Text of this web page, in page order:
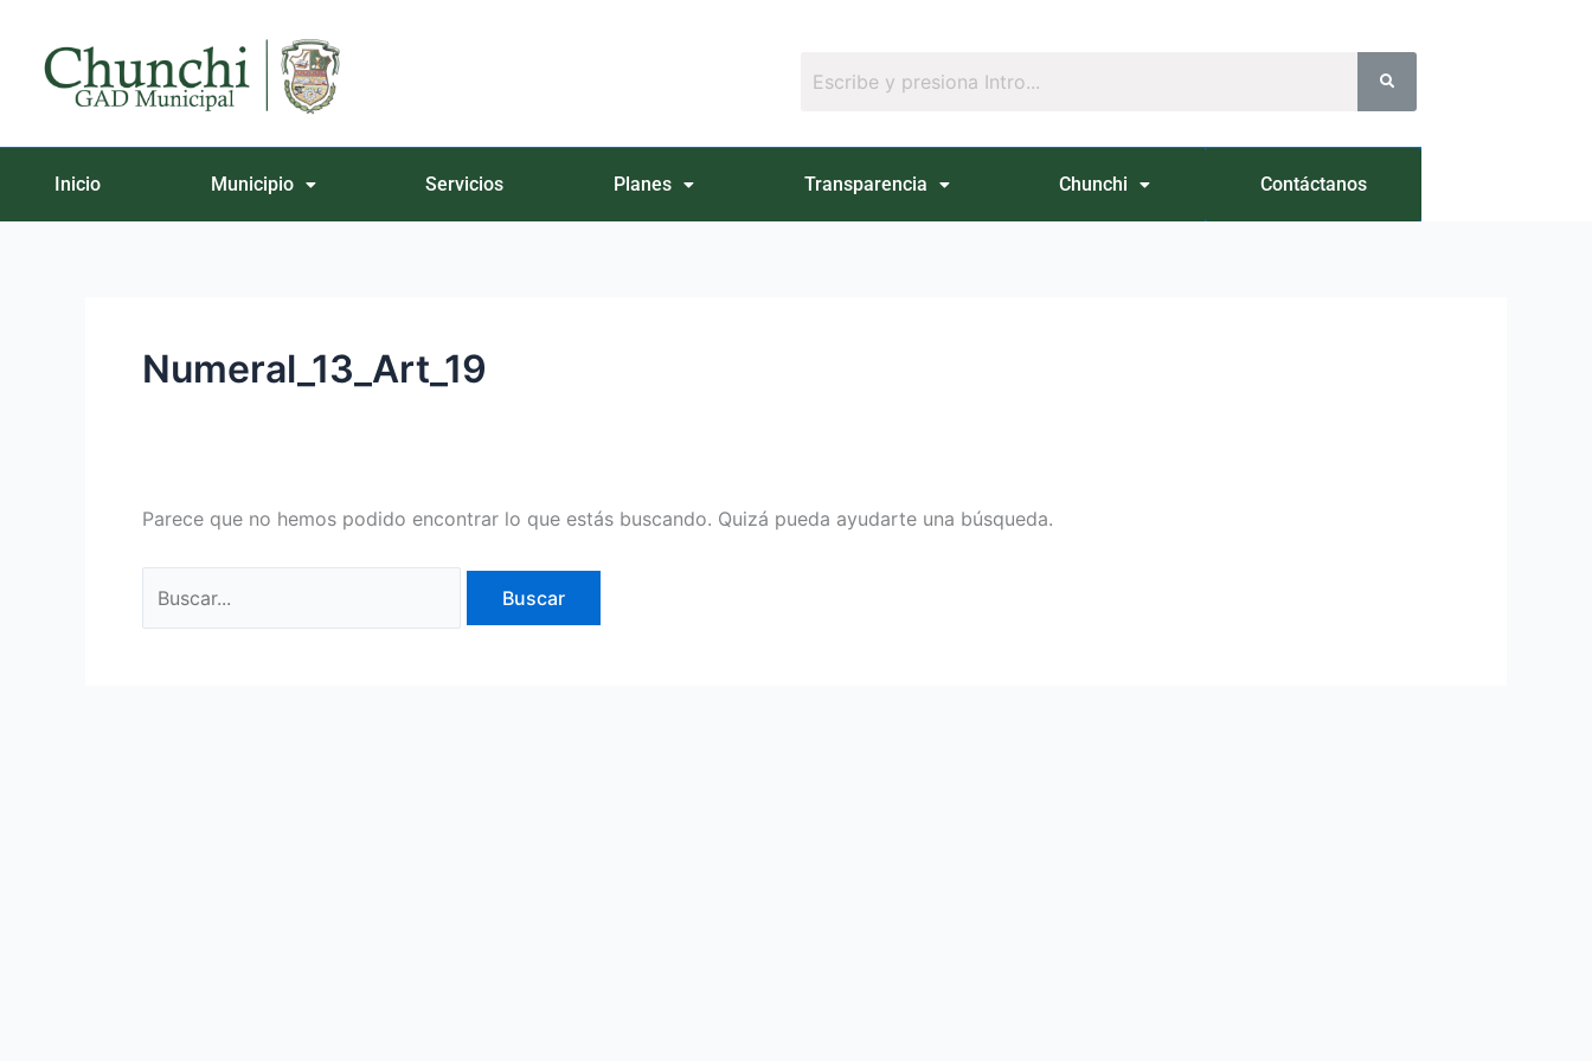
contenido
Inicio Municipio Servicios Planes Transparencia Chunchi Contáctanos
Numeral_13_Art_19
Parece que no hemos podido encontrar lo que estás buscando. Quizá pueda ayudarte una búsqueda.